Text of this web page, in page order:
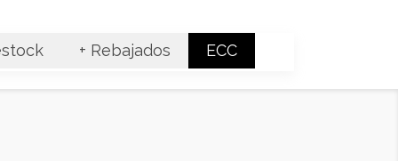
+ Rebajados ECC